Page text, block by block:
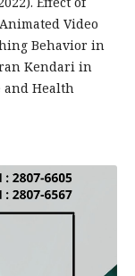
Video
Behavior in
Kendari in
and Health